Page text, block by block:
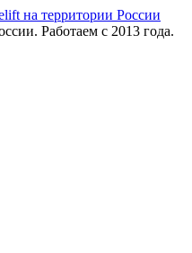
Работаем с 2013 года.